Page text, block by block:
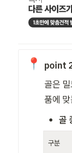
📍
point
골은
품에
골
구분